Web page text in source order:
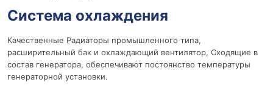
Система охлаждения
Качественные Радиаторы промышленного типа,
расширительный бак и охлаждающий вентилятор, Сходящие в
состав генератора, обеспечивают постоянство температуры
генераторной установки.